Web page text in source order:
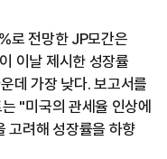
로 전망한 JP모간은
이날 제시한 성장률
데 가장 낮다. 보고서를
"미국의 관세율 인상에
고려해 성장률을 하향